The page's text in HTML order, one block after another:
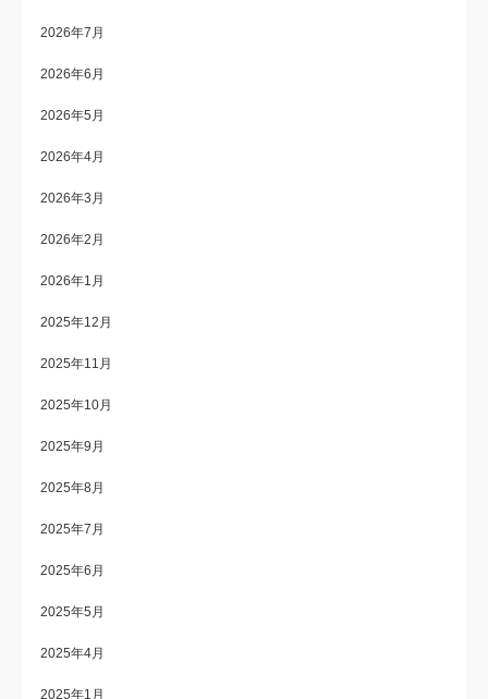
2026年7月
2026年6月
2026年5月
2026年4月
2026年3月
2026年2月
2026年1月
2025年12月
2025年11月
2025年10月
2025年9月
2025年8月
2025年7月
2025年6月
2025年5月
2025年4月
2025年1月